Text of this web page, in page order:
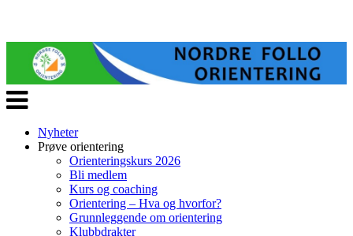
Veksle
navigasjon
Nyheter
Prøve orientering
Orienteringskurs 2026
Bli medlem
Kurs og coaching
Orientering – Hva og hvorfor?
Grunnleggende om orientering
Klubbdrakter